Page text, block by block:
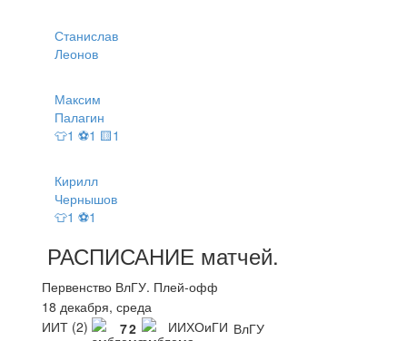
Станислав
Леонов
Максим
Палагин
👕1 ⚽1 🟨1
Кирилл
Чернышов
👕1 ⚽1
РАСПИСАНИЕ матчей.
Первенство ВлГУ. Плей-офф
18 декабря, среда
ИИТ (2)
72 ИИХОиГИ ВлГУ